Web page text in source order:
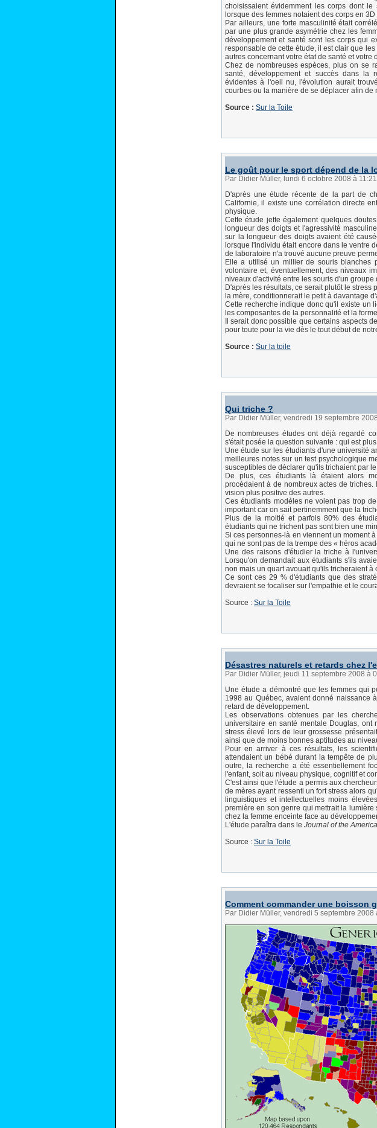
choisissaient évidemment les corps dont
lorsque des femmes notaient des corps en
Par ailleurs, une forte masculinité était
par une plus grande asymétrie chez les
développement et santé sont les corps qui
responsable de cette étude, il est clair que
autres concernant votre état de santé et votre
Chez de nombreuses espèces, plus on se
santé, développement et succès dans la
évidentes à l'oeil nu, l'évolution aurait
courbes ou la manière de se déplacer afin de
Source : Sur la Toile
Le goût pour le sport dépend de la
Par Didier Müller, lundi 6 octobre 2008 à 11:21
D'après une étude récente de la part de
Californie, il existe une corrélation directe
physique.
Cette étude jette également quelques
longueur des doigts et l'agressivité
sur la longueur des doigts avaient été
lorsque l'individu était encore dans le ventre
de laboratoire n'a trouvé aucune preuve
Elle a utilisé un millier de souris blanches
volontaire et, éventuellement, des niveaux
niveaux d'activité entre les souris d'un
D'après les résultats, ce serait plutôt le
la mère, conditionnerait le petit à davantage
Cette recherche indique donc qu'il existe un
les composantes de la personnalité et la
Il serait donc possible que certains aspects
pour toute pour la vie dès le tout début de
Source : Sur la toile
Qui triche ?
Par Didier Müller, vendredi 19 septembre
De nombreuses études ont déjà regardé
s'était posée la question suivante : qui est
Une étude sur les étudiants d'une université
meilleures notes sur un test psychologique
susceptibles de déclarer qu'ils trichaient par
De plus, ces étudiants là étaient alors
procédaient à de nombreux actes de
vision plus positive des autres.
Ces étudiants modèles ne voient pas trop
important car on sait pertinemment que la
Plus de la moitié et parfois 80% des
étudiants qui ne trichent pas sont bien une
Si ces personnes-là en viennent un moment
qui ne sont pas de la trempe des « héros
Une des raisons d'étudier la triche à
Lorsqu'on demandait aux étudiants s'ils
non mais un quart avouait qu'ils tricheraient
Ce sont ces 29 % d'étudiants que des
devraient se focaliser sur l'empathie et le
Source : Sur la Toile
Désastres naturels et retards chez
Par Didier Müller, jeudi 11 septembre 2008 à
Une étude a démontré que les femmes qui
1998 au Québec, avaient donné naissance
retard de développement.
Les observations obtenues par les
universitaire en santé mentale Douglas,
stress élevé lors de leur grossesse
ainsi que de moins bonnes aptitudes au
Pour en arriver à ces résultats, les
attendaient un bébé durant la tempête de
outre, la recherche a été essentiellement
l'enfant, soit au niveau physique, cognitif et
C'est ainsi que l'étude a permis aux
de mères ayant ressenti un fort stress alors
linguistiques et intellectuelles moins
première en son genre qui mettrait la
chez la femme enceinte face au
L'étude paraîtra dans le Journal of the
Source : Sur la Toile
Comment commander une boisson
Par Didier Müller, vendredi 5 septembre 2008